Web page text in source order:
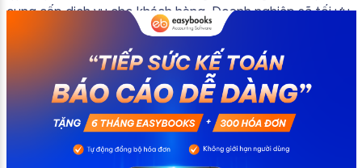
cung cấp dịch vụ cho khách hàng. Doanh nghiệp sẽ tối ưu
quy trình vận hành và tránh được những án phạt hành
chính không đáng có nếu nắm rõ […]